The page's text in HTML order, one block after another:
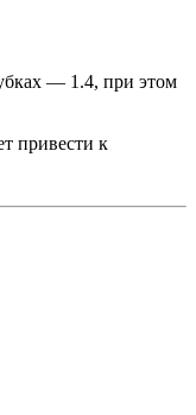
— 1.4, при этом
привести к